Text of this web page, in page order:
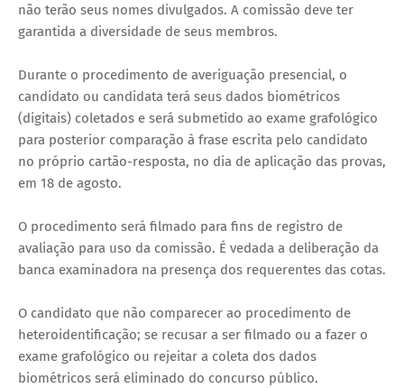
não terão seus nomes divulgados. A comissão deve ter
garantida a diversidade de seus membros.
Durante o procedimento de averiguação presencial, o
candidato ou candidata terá seus dados biométricos
(digitais) coletados e será submetido ao exame grafológico
para posterior comparação à frase escrita pelo candidato
no próprio cartão-resposta, no dia de aplicação das provas,
em 18 de agosto.
O procedimento será filmado para fins de registro de
avaliação para uso da comissão. É vedada a deliberação da
banca examinadora na presença dos requerentes das cotas.
O candidato que não comparecer ao procedimento de
heteroidentificação; se recusar a ser filmado ou a fazer o
exame grafológico ou rejeitar a coleta dos dados
biométricos será eliminado do concurso público.